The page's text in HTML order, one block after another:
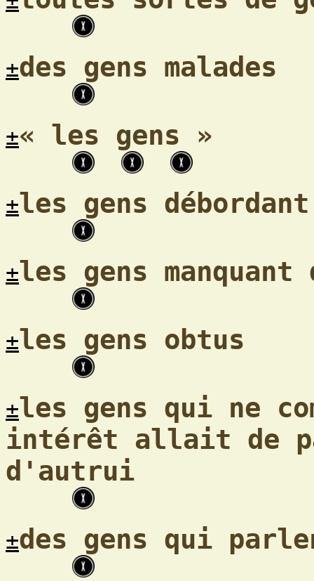
±des gens malades
±« les gens »
±les gens
±les gens manquant
±les gens obtus
±les gens qui ne
intérêt allait de
d'autrui
±des gens qui